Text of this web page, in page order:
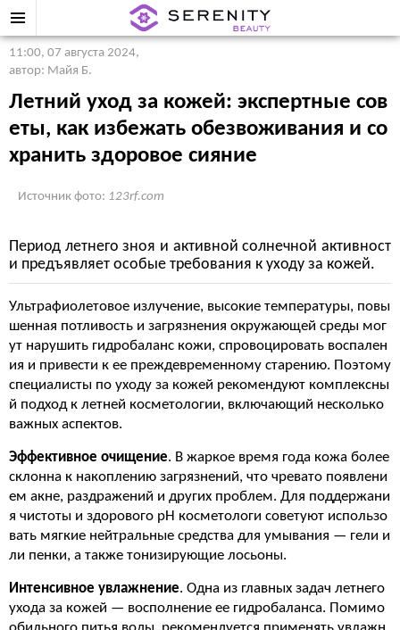
11:00, 07 августа 2024,
автор: Майя Б.
Летний уход за кожей: экспертные сов
еты, как избежать обезвоживания и со
хранить здоровое сияние
Источник фото: 123rf.com
Период летнего зноя и активной солнечной активност
и предъявляет особые требования к уходу за кожей.
Ультрафиолетовое излучение, высокие температуры, повы
шенная потливость и загрязнения окружающей среды мог
ут нарушить гидробаланс кожи, спровоцировать воспален
ия и привести к ее преждевременному старению. Поэтому
специалисты по уходу за кожей рекомендуют комплексны
й подход к летней косметологии, включающий несколько
важных аспектов.
Эффективное очищение. В жаркое время года кожа более
склонна к накоплению загрязнений, что чревато появлени
ем акне, раздражений и других проблем. Для поддержани
я чистоты и здорового pН косметологи советуют использо
вать мягкие нейтральные средства для умывания — гели и
ли пенки, а также тонизирующие лосьоны.
Интенсивное увлажнение. Одна из главных задач летнего
ухода за кожей — восполнение ее гидробаланса. Помимо